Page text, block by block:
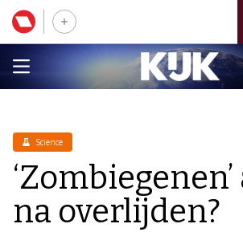
Science
na overlijden?